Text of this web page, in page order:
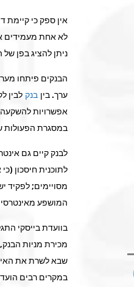
אין ספק כי קיימת
לא אחת מעמידים
ניתן להציג בפן של
הבנקים פיתחו
ערך. בין בנק לבין
אפשרויות להשקעה
במסגרת הפעולות
לבנק קיים גם
לתוכנית חיסכון
מסויימים; לפקיד
המושפע
בוועדת בייסקי
מכירת מניות
שבא לשרת את
במקרים רבים